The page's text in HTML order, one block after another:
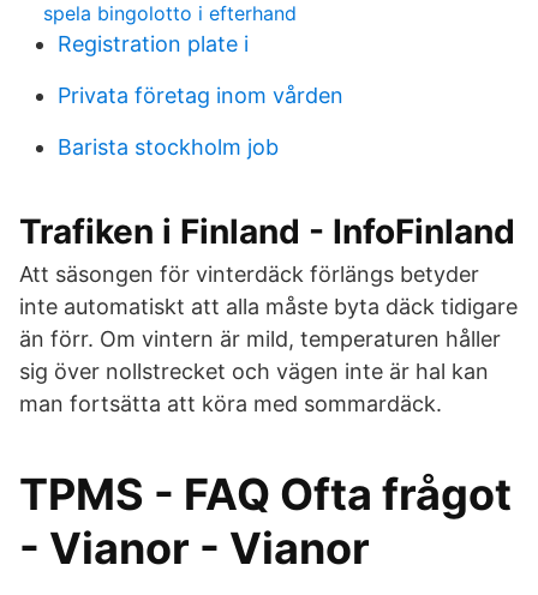
spela bingolotto i efterhand
Registration plate i
Privata företag inom vården
Barista stockholm job
Trafiken i Finland - InfoFinland
Att säsongen för vinterdäck förlängs betyder
inte automatiskt att alla måste byta däck tidigare
än förr. Om vintern är mild, temperaturen håller
sig över nollstrecket och vägen inte är hal kan
man fortsätta att köra med sommardäck.
TPMS - FAQ Ofta frågot
- Vianor - Vianor